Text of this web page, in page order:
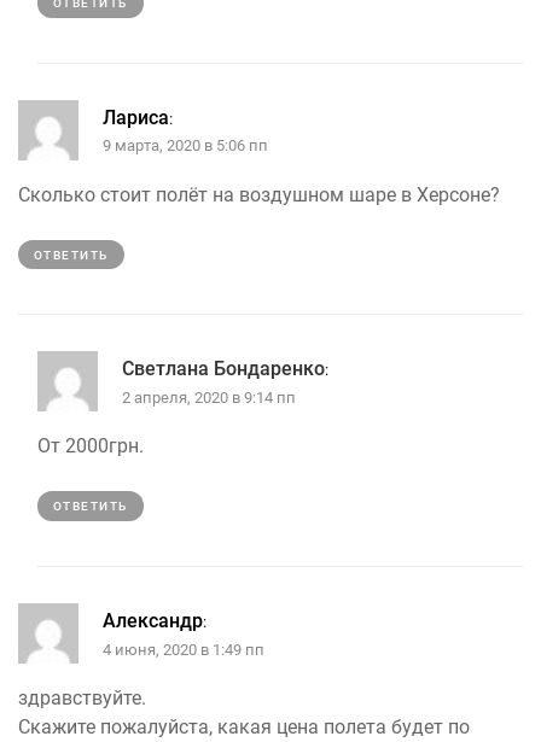
ОТВЕТИТЬ
Лариса:
9 марта, 2020 в 5:06 пп
Сколько стоит полёт на воздушном шаре в Херсоне?
ОТВЕТИТЬ
Светлана Бондаренко:
2 апреля, 2020 в 9:14 пп
От 2000грн.
ОТВЕТИТЬ
Александр:
4 июня, 2020 в 1:49 пп
здравствуйте.
Скажите пожалуйста, какая цена полета будет по